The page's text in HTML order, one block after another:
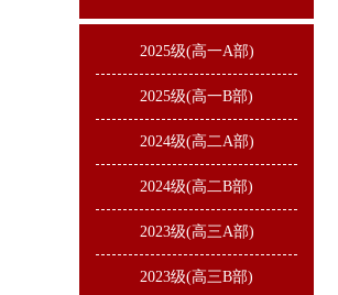
2025级(高一A部)
2025级(高一B部)
2024级(高二A部)
2024级(高二B部)
2023级(高三A部)
2023级(高三B部)